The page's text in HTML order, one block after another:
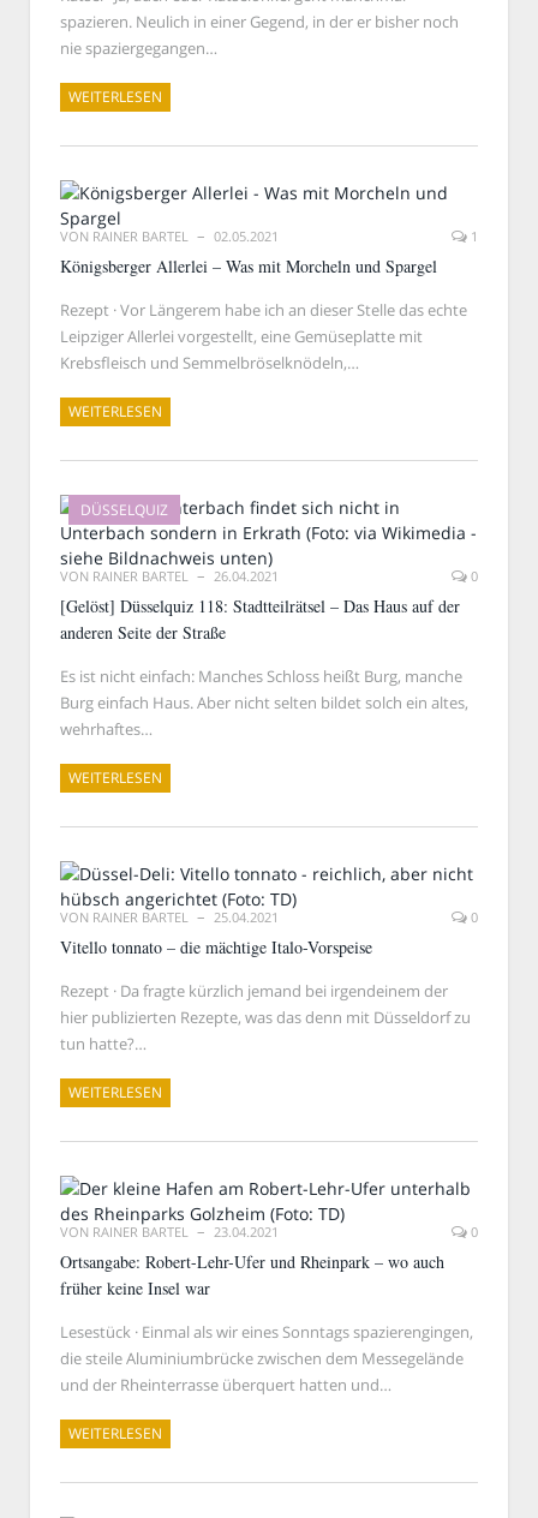
spazieren. Neulich in einer Gegend, in der er bisher noch
nie spaziergegangen…
WEITERLESEN
VON RAINER BARTEL 02.05.2021 1
Königsberger Allerlei – Was mit Morcheln und Spargel
Rezept · Vor Längerem habe ich an dieser Stelle das echte
Leipziger Allerlei vorgestellt, eine Gemüseplatte mit
Krebsfleisch und Semmelbröselknödeln,…
WEITERLESEN
DÜSSELQUIZ
VON RAINER BARTEL 26.04.2021 0
[Gelöst] Düsselquiz 118: Stadtteilrätsel – Das Haus auf der
anderen Seite der Straße
Es ist nicht einfach: Manches Schloss heißt Burg, manche
Burg einfach Haus. Aber nicht selten bildet solch ein altes,
wehrhaftes…
WEITERLESEN
VON RAINER BARTEL 25.04.2021 0
Vitello tonnato – die mächtige Italo-Vorspeise
Rezept · Da fragte kürzlich jemand bei irgendeinem der
hier publizierten Rezepte, was das denn mit Düsseldorf zu
tun hatte?…
WEITERLESEN
VON RAINER BARTEL 23.04.2021 0
Ortsangabe: Robert-Lehr-Ufer und Rheinpark – wo auch
früher keine Insel war
Lesestück · Einmal als wir eines Sonntags spazierengingen,
die steile Aluminiumbrücke zwischen dem Messegelände
und der Rheinterrasse überquert hatten und…
WEITERLESEN